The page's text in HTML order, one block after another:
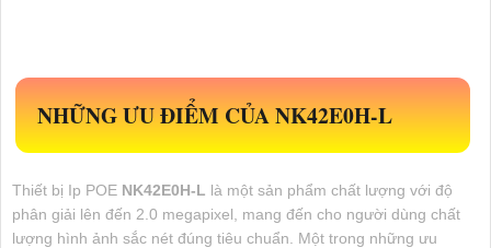
NHỮNG ƯU ĐIỂM CỦANK42E0H-L
Thiết bị Ip POE NK42E0H-L là một sản phẩm chất lượng với độ
phân giải lên đến 2.0 megapixel, mang đến cho người dùng chất
lượng hình ảnh sắc nét đúng tiêu chuẩn. Một trong những ưu